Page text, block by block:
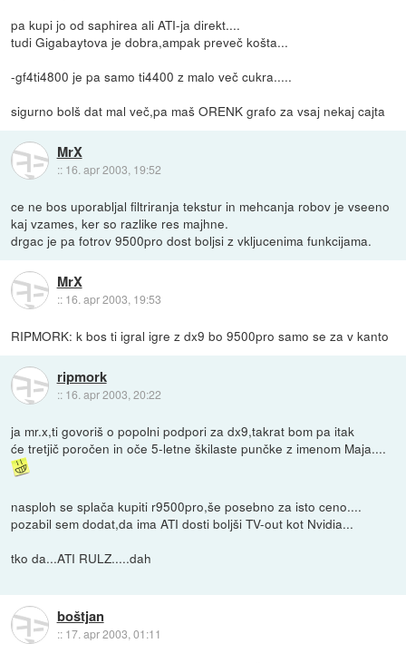
pa kupi jo od saphirea ali ATI-ja direkt....
tudi Gigabaytova je dobra,ampak preveč košta...
-gf4ti4800 je pa samo ti4400 z malo več cukra.....
sigurno bolš dat mal več,pa maš ORENK grafo za vsaj nekaj cajta
MrX
:: 16. apr 2003, 19:52
ce ne bos uporabljal filtriranja tekstur in mehcanja robov je vseeno
kaj vzames, ker so razlike res majhne.
drgac je pa fotrov 9500pro dost boljsi z vkljucenima funkcijama.
MrX
:: 16. apr 2003, 19:53
RIPMORK: k bos ti igral igre z dx9 bo 9500pro samo se za v kanto
ripmork
:: 16. apr 2003, 20:22
ja mr.x,ti govoriš o popolni podpori za dx9,takrat bom pa itak
će tretjič poročen in oče 5-letne škilaste punčke z imenom Maja....
nasploh se splača kupiti r9500pro,še posebno za isto ceno....
pozabil sem dodat,da ima ATI dosti boljši TV-out kot Nvidia...
tko da...ATI RULZ.....dah
boštjan
:: 17. apr 2003, 01:11